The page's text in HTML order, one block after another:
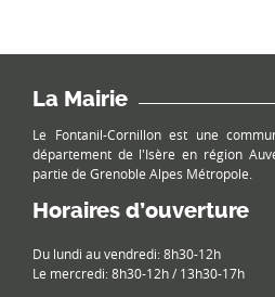
La Mairie
Le Fontanil-Cornillon est une
département de l'Isère en région
partie de Grenoble Alpes Métropole.
Horaires d’ouverture
Du lundi au vendredi: 8h30-12h
Le mercredi: 8h30-12h / 13h30-17h